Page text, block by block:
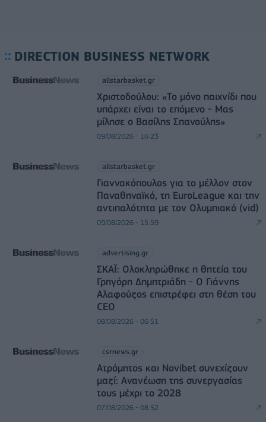
DIRECTION BUSINESS NETWORK
allstarbasket.gr
Χριστοδούλου: «Το μόνο παιχνίδι που
υπάρχει είναι το επόμενο - Μας
μίλησε ο Βασίλης Σπανούλης»
09/08/2026 - 16:23
allstarbasket.gr
Γιαννακόπουλος για το μέλλον στον
Παναθηναϊκό, τη EuroLeague και την
αντιπαλότητα με τον Ολυμπιακό (vid)
09/08/2026 - 15:59
advertising.gr
ΣΚΑΪ: Ολοκληρώθηκε η θητεία του
Γρηγόρη Δημητριάδη - Ο Γιάννης
Αλαφούζος επιστρέφει στη θέση του
CEO
08/08/2026 - 06:51
csrnews.gr
Ατρόμητος και Novibet συνεχίζουν
μαζί: Ανανέωση της συνεργασίας
τους μέχρι το 2028
07/08/2026 - 08:52